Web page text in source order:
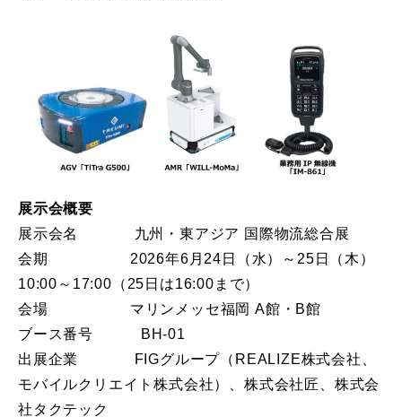
展示会概要
展示会名 九州・東アジア 国際物流総合展
会期 2026年6月24日（水）～25日（木）
10:00～17:00（25日は16:00まで）
会場 マリンメッセ福岡 A館・B館
ブース番号 BH-01
出展企業 FIGグループ（REALIZE株式会社、
モバイルクリエイト株式会社）、株式会社匠、株式会
社タクテック